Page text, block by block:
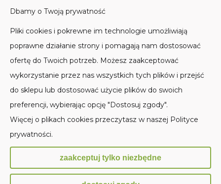
Do koszyka
MOJE KONTO
PŁATNOŚCI I DOSTAWA
INFORMACJE
Dbamy o Twoją prywatność
Pliki cookies i pokrewne im technologie umożliwiają
poprawne działanie strony i pomagają nam dostosować
ofertę do Twoich potrzeb. Możesz zaakceptować
wykorzystanie przez nas wszystkich tych plików i przejść
do sklepu lub dostosować użycie plików do swoich
preferencji, wybierając opcję "Dostosuj zgody".
Więcej o plikach cookies przeczytasz w naszej Polityce
prywatności.
zaakceptuj tylko niezbędne